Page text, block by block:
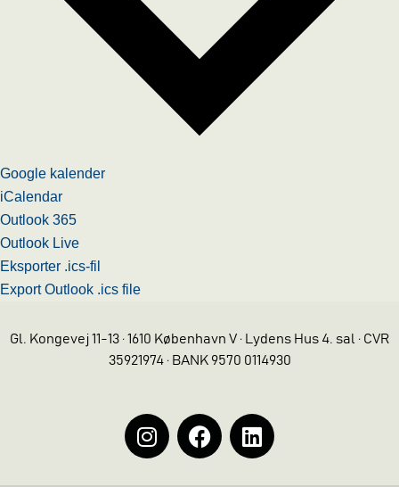
Google kalender
iCalendar
Outlook 365
Outlook Live
Eksporter .ics-fil
Export Outlook .ics file
Gl. Kongevej 11-13 · 1610 København V · Lydens Hus 4. sal · CVR
35921974 · BANK 9570 0114930